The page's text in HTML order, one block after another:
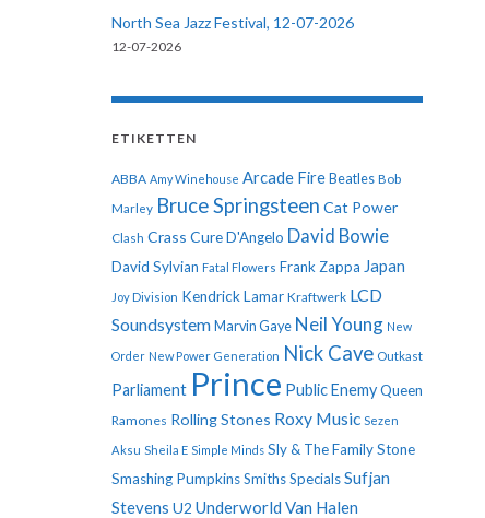
North Sea Jazz Festival, 12-07-2026
12-07-2026
ETIKETTEN
ABBA Amy Winehouse Arcade Fire Beatles Bob
Marley Bruce Springsteen Cat Power
Clash Crass CureD'Angelo David Bowie
David Sylvian Fatal Flowers Frank Zappa Japan
Joy Division Kendrick Lamar Kraftwerk LCD
Soundsystem Marvin Gaye Neil Young New
Order New Power Generation Nick Cave Outkast
Parliament Prince Public EnemyQueen
Ramones Rolling Stones Roxy Music Sezen
Aksu Sheila E Simple Minds Sly & The Family Stone
Smashing PumpkinsSmithsSpecialsSufjan
Stevens U2 Underworld Van Halen